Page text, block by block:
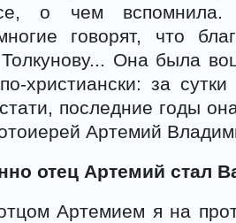
о чем вспомнила.
говорят, что
Она была
христиански: за
последние годы
Артемий
отец Артемий стал
Артемием я на